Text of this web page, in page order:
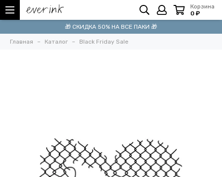
Корзина
0 ₽
🎁 СКИДКА 50% НА ВСЕ ПАКИ 🎁
Главная Каталог Black Friday Sale